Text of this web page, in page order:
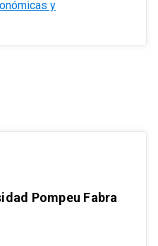
y
Pompeu Fabra